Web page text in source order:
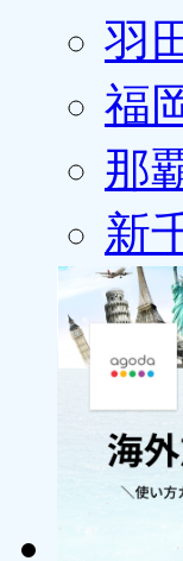
羽
福
那
新